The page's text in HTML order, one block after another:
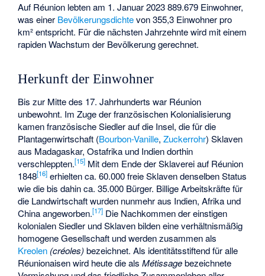
Auf Réunion lebten am 1. Januar 2023 889.679 Einwohner,
was einer Bevölkerungsdichtevon 355,3 Einwohner pro
km² entspricht. Für die nächsten Jahrzehnte wird mit einem
rapiden Wachstum der Bevölkerung gerechnet.
Herkunft der Einwohner
Bis zur Mitte des 17. Jahrhunderts war Réunion
unbewohnt. Im Zuge der französischen Kolonialisierung
kamen französische Siedler auf die Insel, die für die
Plantagenwirtschaft (Bourbon-Vanille,Zuckerrohr) Sklaven
aus Madagaskar, Ostafrika und Indien dorthin
verschleppten.[15] Mit dem Ende der Sklaverei auf Réunion
1848[16] erhielten ca. 60.000 freie Sklaven denselben Status
wie die bis dahin ca. 35.000 Bürger. Billige Arbeitskräfte für
die Landwirtschaft wurden nunmehr aus Indien, Afrika und
China angeworben.[17] Die Nachkommen der einstigen
kolonialen Siedler und Sklaven bilden eine verhältnismäßig
homogene Gesellschaft und werden zusammen als
Kreolen (créoles)bezeichnet. Als identitätsstiftend für alle
Réunionaisen wird heute die alsMétissagebezeichnete